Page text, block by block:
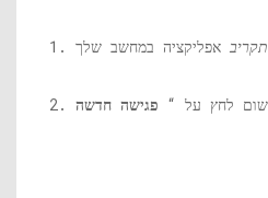
תקריב
לחץ על “ פגישה חדשה